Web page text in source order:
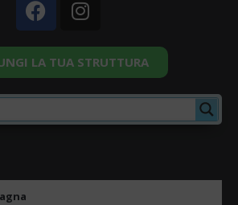
LA TUA STRUTTURA